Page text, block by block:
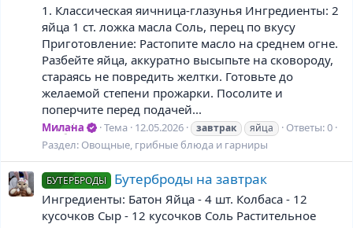
1. Классическая яичница-глазунья Ингредиенты: 2
яйца 1 ст. ложка масла Соль, перец по вкусу
Приготовление: Растопите масло на среднем огне.
Разбейте яйца, аккуратно высыпьте на сковороду,
стараясь не повредить желтки. Готовьте до
желаемой степени прожарки. Посолите и
поперчите перед подачей...
Милана Тема 12.05.2026 завтрак яйца
Ответы: 0
Раздел: Овощные, грибные блюда и гарниры
БУТЕРБРОДЫ Бутерброды на завтрак
Ингредиенты: Батон Яйца - 4 шт. Колбаса - 12
кусочков Сыр - 12 кусочков Соль Растительное